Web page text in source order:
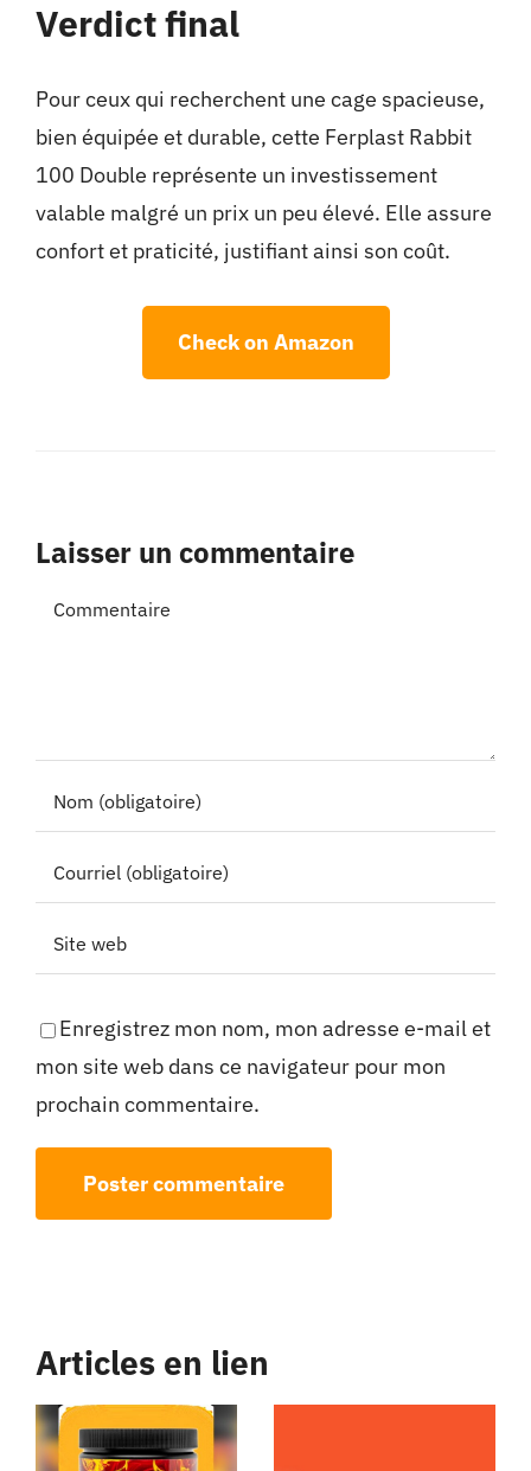
Verdict final
Pour ceux qui recherchent une cage spacieuse,
bien équipée et durable, cette Ferplast Rabbit
100 Double représente un investissement
valable malgré un prix un peu élevé. Elle assure
confort et praticité, justifiant ainsi son coût.
Check on Amazon
Laisser un commentaire
Commentaire
Enregistrez mon nom, mon adresse e-mail et
mon site web dans ce navigateur pour mon
prochain commentaire.
Articles en lien